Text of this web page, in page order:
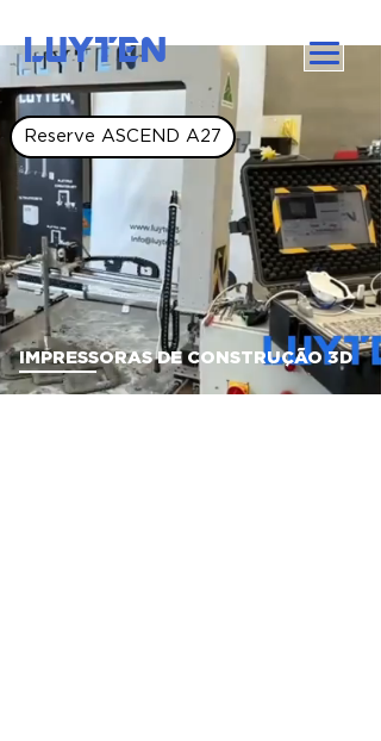
LUYTEN
Reserve ASCEND A27
IMPRESSORAS DE CONSTRUÇÃO 3D